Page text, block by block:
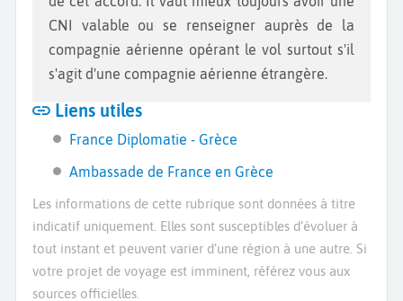
CNI valable ou se renseigner auprès de la
compagnie aérienne opérant le vol surtout s'il
s'agit d'une compagnie aérienne étrangère.
Liens utiles
France Diplomatie - Grèce
Ambassade de France en Grèce
Les informations de cette rubrique sont données à titre
indicatif uniquement. Elles sont susceptibles d’évoluer à
tout instant et peuvent varier d’une région à une autre. Si
votre projet de voyage est imminent, référez vous aux
sources officielles.